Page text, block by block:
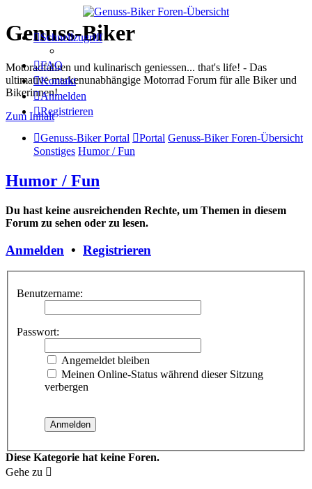
Genuss-Biker
Motoradfahren und kulinarisch geniessen... that's life! - Das
ultimative markenunabhängige Motorrad Forum für alle Biker und
Bikerinnen!
Zum Inhalt
Schnellzugriff
FAQ
Kontakt
Anmelden
Registrieren
Genuss-Biker Portal Portal Genuss-Biker Foren-Übersicht
Sonstiges Humor / Fun
Humor / Fun
Du hast keine ausreichenden Rechte, um Themen in diesem
Forum zu sehen oder zu lesen.
Anmelden • Registrieren
Benutzername:
Passwort:
Angemeldet bleiben
Meinen Online-Status während dieser Sitzung
verbergen
Diese Kategorie hat keine Foren.
Gehe zu